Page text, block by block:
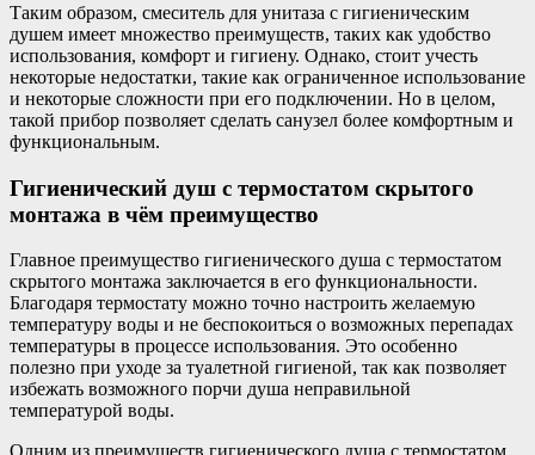
Таким образом, смеситель для унитаза с гигиеническим
душем имеет множество преимуществ, таких как удобство
использования, комфорт и гигиену. Однако, стоит учесть
некоторые недостатки, такие как ограниченное использование
и некоторые сложности при его подключении. Но в целом,
такой прибор позволяет сделать санузел более комфортным и
функциональным.
Гигиенический душ с термостатом скрытого
монтажа в чём преимущество
Главное преимущество гигиенического душа с термостатом
скрытого монтажа заключается в его функциональности.
Благодаря термостату можно точно настроить желаемую
температуру воды и не беспокоиться о возможных перепадах
температуры в процессе использования. Это особенно
полезно при уходе за туалетной гигиеной, так как позволяет
избежать возможного порчи душа неправильной
температурой воды.